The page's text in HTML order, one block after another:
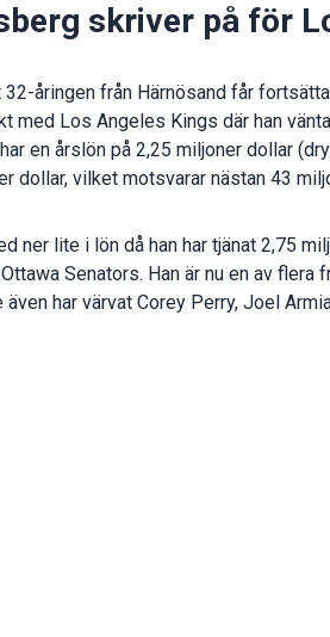
skriver på för
32-åringen från Härnösand får
med Los Angeles Kings där han
en årslön på 2,25 miljoner dollar
dollar, vilket motsvarar nästan 43
ner lite i lön då han har tjänat 2,75
Senators. Han är nu en av
har värvat Corey Perry, Joel